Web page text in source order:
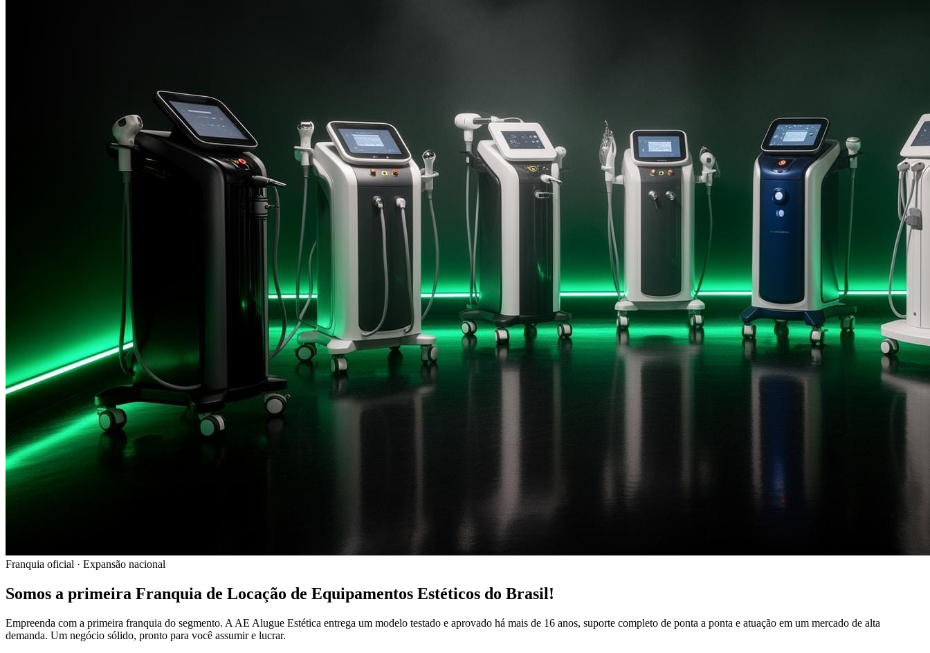
Franquia oficial · Expansão nacional
Somos a primeira Franquia de Locação de Equipamentos Estéticos do Brasil!
Empreenda com a primeira franquia do segmento. A AE Alugue Estética entrega um modelo testado e aprovado há mais de 16 anos, suporte completo de ponta a ponta e atuação em um mercado de alta
demanda. Um negócio sólido, pronto para você assumir e lucrar.